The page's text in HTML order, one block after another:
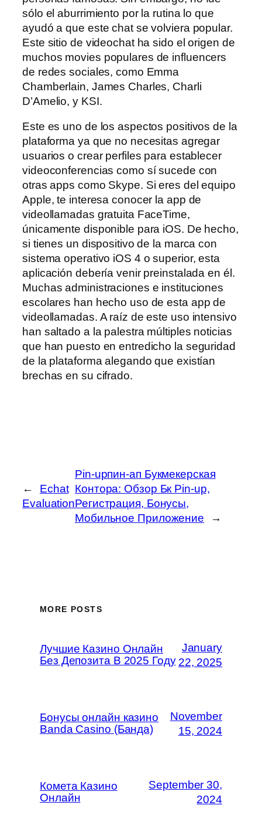
sólo el aburrimiento por la rutina lo que
ayudó a que este chat se volviera popular.
Este sitio de videochat ha sido el origen de
muchos movies populares de influencers
de redes sociales, como Emma
Chamberlain, James Charles, Charli
D’Amelio, y KSI.
Este es uno de los aspectos positivos de la
plataforma ya que no necesitas agregar
usuarios o crear perfiles para establecer
videoconferencias como sí sucede con
otras apps como Skype. Si eres del equipo
Apple, te interesa conocer la app de
videollamadas gratuita FaceTime,
únicamente disponible para iOS. De hecho,
si tienes un dispositivo de la marca con
sistema operativo iOS 4 o superior, esta
aplicación debería venir preinstalada en él.
Muchas administraciones e instituciones
escolares han hecho uso de esta app de
videollamadas. A raíz de este uso intensivo
han saltado a la palestra múltiples noticias
que han puesto en entredicho la seguridad
de la plataforma alegando que existían
brechas en su cifrado.
←
Echat
Evaluation
Pin-upпин-ап Букмекерская
Контора: Обзор Бк Pin-up,
Регистрация, Бонусы,
Мобильное Приложение
→
MORE POSTS
Лучшие Казино Онлайн
Без Депозита В 2025 Году
January
22, 2025
Бонусы онлайн казино
Banda Casino (Банда)
November
15, 2024
Комета Казино
Онлайн
September 30,
2024